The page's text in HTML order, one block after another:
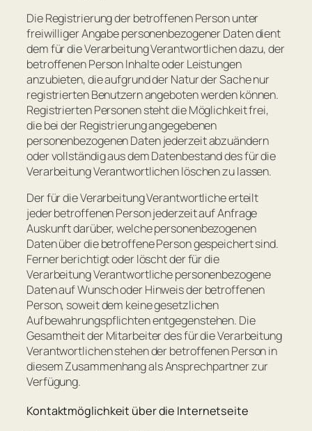
Die Registrierung der betroffenen Person unter
freiwilliger Angabe personenbezogener Daten dient
dem für die Verarbeitung Verantwortlichen dazu, der
betroffenen Person Inhalte oder Leistungen
anzubieten, die aufgrund der Natur der Sache nur
registrierten Benutzern angeboten werden können.
Registrierten Personen steht die Möglichkeit frei,
die bei der Registrierung angegebenen
personenbezogenen Daten jederzeit abzuändern
oder vollständig aus dem Datenbestand des für die
Verarbeitung Verantwortlichen löschen zu lassen.
Der für die Verarbeitung Verantwortliche erteilt
jeder betroffenen Person jederzeit auf Anfrage
Auskunft darüber, welche personenbezogenen
Daten über die betroffene Person gespeichert sind.
Ferner berichtigt oder löscht der für die
Verarbeitung Verantwortliche personenbezogene
Daten auf Wunsch oder Hinweis der betroffenen
Person, soweit dem keine gesetzlichen
Aufbewahrungspflichten entgegenstehen. Die
Gesamtheit der Mitarbeiter des für die Verarbeitung
Verantwortlichen stehen der betroffenen Person in
diesem Zusammenhang als Ansprechpartner zur
Verfügung.
Kontaktmöglichkeit über die Internetseite